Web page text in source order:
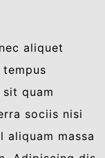
aliquet
quam
sociis nisi
aliquam massa